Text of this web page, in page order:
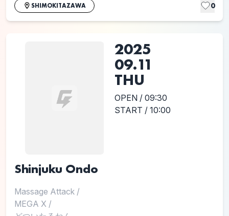
SHIMOKITAZAWA 0
2025
09.11
THU
OPEN / 09:30
START / 10:00
Shinjuku Ondo
Massage Attack /
MEGA X /